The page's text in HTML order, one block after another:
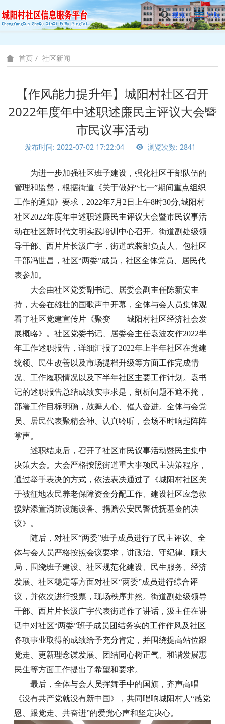
搜索 导航
首页 社区新闻
【作风能力提升年】城阳村社区召开
2022年度年中述职述廉民主评议大会暨
市民议事活动
发布时间: 2022-07-02 17:22:04 浏览次数: 2841
为进一步加强社区班子建设，强化社区干部队伍的
管理和监督，根据街道《关于做好“七一”期间重点组织
工作的通知》要求，2022年7月2日上午8时30分,城阳村
社区2022年度年中述职述廉民主评议大会暨市民议事活
动在社区新时代文明实践培训中心召开。街道副处级领
导干部、西片片长汲广宇，街道武装部负责人、包社区
干部冯世昌，社区“两委”成员，社区全体党员、居民代
表参加。
大会由社区党委副书记、居委会副主任陈新安主
持，大会在雄壮的国歌声中开幕，全体与会人员集体观
看了社区党建宣传片《聚变——城阳村社区经济社会发
展概略》。社区党委书记、居委会主任袁波友作2022半
年工作述职报告，详细汇报了2022年上半年社区在党建
统领、民生改善以及市场提档升级等方面工作完成情
况、工作履职情况以及下半年社区主要工作计划。袁书
记的述职报告总结成绩实事求是，剖析问题不遮不掩，
部署工作目标明确，鼓舞人心、催人奋进。全体与会党
员、居民代表聚精会神、认真聆听，会场不时响起阵阵
掌声。
述职结束后，召开了社区市民议事活动暨民主集中
决策大会。大会严格按照街道重大事项民主决策程序，
通过举手表决的方式，依法表决通过了《城阳村社区关
于被征地农民养老保障资金分配工作、建设社区应急救
援站添置消防设施设备、捐赠公安民警优抚基金的决
议》。
随后，对社区“两委”班子成员进行了民主评议。全
体与会人员严格按照会议要求，讲政治、守纪律、顾大
局，围绕班子建设、社区规范化建设、民生服务、经济
发展、社区稳定等方面对社区“两委”成员进行综合评
议，并依次进行投票，现场秩序井然。街道副处级领导
干部、西片片长汲广宇代表街道作了讲话，汲主任在讲
话中对社区“两委”班子成员团结务实的工作作风及社区
各项事业取得的成绩给予充分肯定，并围绕提高站位跟
党走、更新理念谋发展、团结同心树正气、和谐发展惠
民生等方面工作提出了希望和要求。
最后，全体与会人员挥舞手中的国旗，齐声高唱
《没有共产党就没有新中国》，共同唱响城阳村人“感党
恩、跟党走、共奋进”的爱党心声和坚定决心。